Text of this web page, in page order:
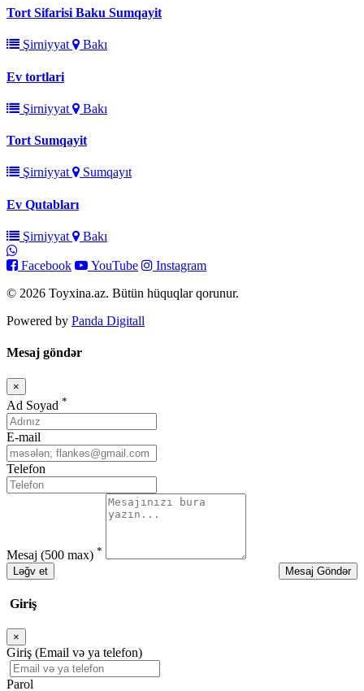
Tort Sifarisi Baku Sumqayit
Şirniyyat Bakı
Ev tortlari
Şirniyyat Bakı
Tort Sumqayit
Şirniyyat Sumqayıt
Ev Qutabları
Şirniyyat Bakı
Facebook YouTube
Instagram
© 2026 Toyxina.az. Bütün hüquqlar qorunur.
Powered by Panda Digitall
Mesaj göndər
×
Bağla
Ad Soyad *
E-mail
Telefon
Mesaj (500 max) *
Ləğv et
Mesaj Göndər
Giriş
×
Bağla
Giriş (Email və ya telefon)
Parol